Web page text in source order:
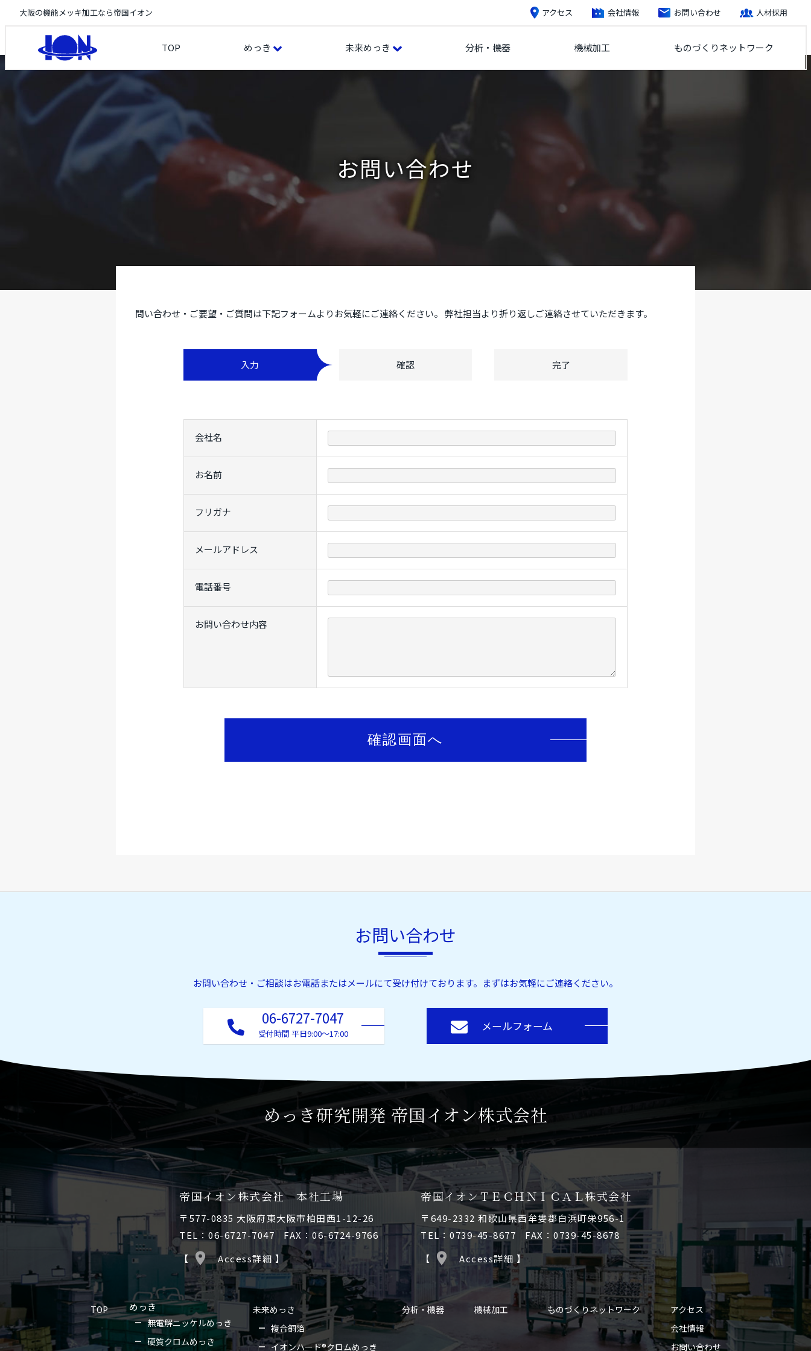
大阪の機能メッキ加工なら帝国イオン アクセス 会社情報 お問い合わせ 人材採用
TOP めっき 未来めっき 分析・機器 機械加工 ものづくりネットワーク
お問い合わせ
問い合わせ・ご要望・ご質問は下記フォームよりお気軽にご連絡ください。 弊社担当より折り返しご連絡させていただきます。
入力 確認 完了
会社名
お名前
フリガナ
メールアドレス
電話番号
お問い合わせ内容
お問い合わせ
お問い合わせ・ご相談はお電話またはメールにて受け付けております。 まずはお気軽にご連絡ください。
06-6727-7047
受付時間 平日9:00～17:00
メールフォーム
めっき研究開発 帝国イオン株式会社
帝国イオン株式会社 本社工場
〒577-0835 大阪府東大阪市柏田西1-12-26
TEL：06-6727-7047
FAX：06-6724-9766
【
Access詳細 】
帝国イオンＴＥＣＨＮＩＣＡＬ株式会社
〒649-2332 和歌山県西牟婁郡白浜町栄956-1
TEL：0739-45-8677
FAX：0739-45-8678
【
Access詳細 】
TOP めっき
無電解ニッケルめっき
硬質クロムめっき
未来めっき
複合銅箔
イオンハード®クロムめっき
分析・機器 機械加工 ものづくりネットワーク
アクセス
会社情報
お問い合わせ